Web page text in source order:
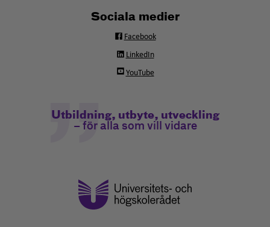
Sociala medier
Facebook
LinkedIn
YouTube
Utbildning, utbyte, utveckling
– för alla som vill vidare